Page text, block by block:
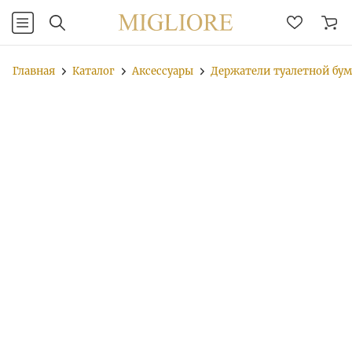
Главная Каталог Аксессуары Держатели туалетной